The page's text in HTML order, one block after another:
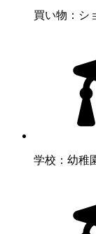
買い物：シ
学校：幼稚